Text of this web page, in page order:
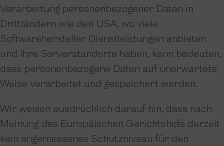
Verarbeitung personenbezogener Daten in
Drittländern wie den USA, wo viele
Softwarehersteller Dienstleistungen anbieten
und Ihre Serverstandorte haben, kann bedeuten,
dass personenbezogene Daten auf unerwartete
Weise verarbeitet und gespeichert werden.
Wir weisen ausdrücklich darauf hin, dass nach
Meinung des Europäischen Gerichtshofs derzeit
kein angemessenes Schutzniveau für den